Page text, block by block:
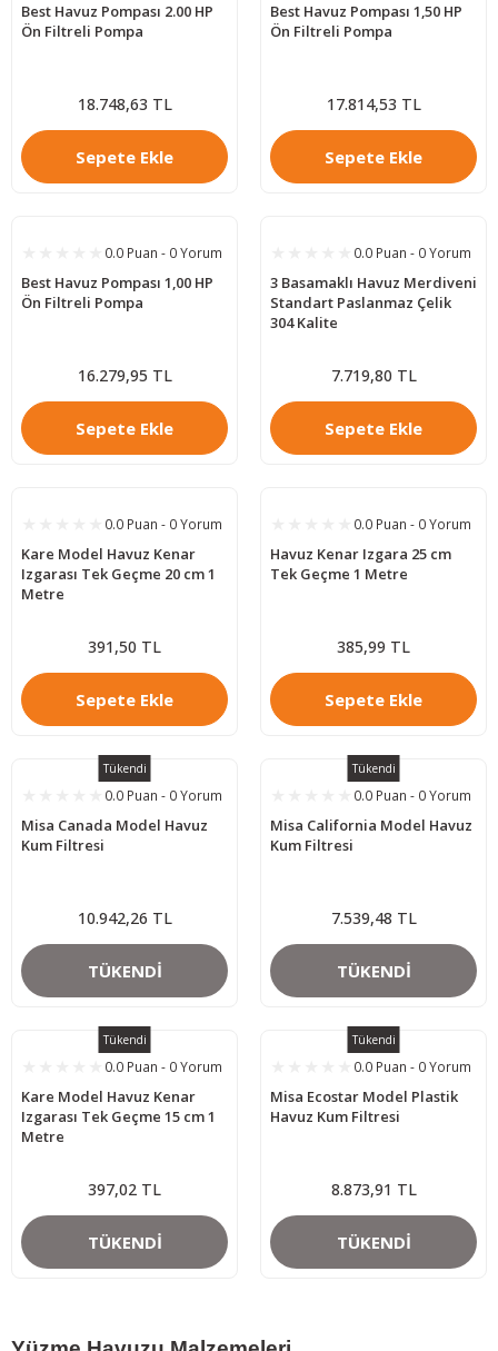
Best Havuz Pompası 2.00 HP
Ön Filtreli Pompa
18.748,63 TL
Sepete Ekle
Best Havuz Pompası 1,50 HP
Ön Filtreli Pompa
17.814,53 TL
Sepete Ekle
0.0 Puan - 0 Yorum
Best Havuz Pompası 1,00 HP
Ön Filtreli Pompa
16.279,95 TL
Sepete Ekle
0.0 Puan - 0 Yorum
3 Basamaklı Havuz Merdiveni
Standart Paslanmaz Çelik
304 Kalite
7.719,80 TL
Sepete Ekle
0.0 Puan - 0 Yorum
Kare Model Havuz Kenar
Izgarası Tek Geçme 20 cm 1
Metre
391,50 TL
Sepete Ekle
0.0 Puan - 0 Yorum
Havuz Kenar Izgara 25 cm
Tek Geçme 1 Metre
385,99 TL
Sepete Ekle
Tükendi
0.0 Puan - 0 Yorum
Misa Canada Model Havuz
Kum Filtresi
10.942,26 TL
TÜKENDİ
Tükendi
0.0 Puan - 0 Yorum
Misa California Model Havuz
Kum Filtresi
7.539,48 TL
TÜKENDİ
Tükendi
0.0 Puan - 0 Yorum
Kare Model Havuz Kenar
Izgarası Tek Geçme 15 cm 1
Metre
397,02 TL
TÜKENDİ
Tükendi
0.0 Puan - 0 Yorum
Misa Ecostar Model Plastik
Havuz Kum Filtresi
8.873,91 TL
TÜKENDİ